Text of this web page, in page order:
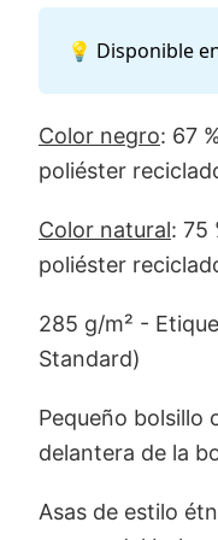
💡 Disponible
Color negro: 67
poliéster
Color natural: 75
poliéster
285 g/m² -
Standard)
Pequeño bolsillo
delantera de la
Asas de estilo